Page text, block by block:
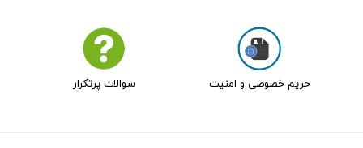
حریم خصوصی و امنیت سوالات پرتکرار